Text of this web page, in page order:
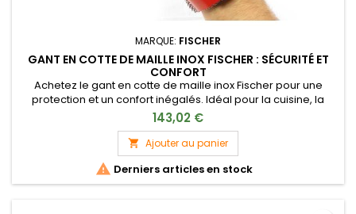
MARQUE: FISCHER
GANT EN COTTE DE MAILLE INOX FISCHER : SÉCURITÉ ET
CONFORT
Achetez le gant en cotte de maille inox Fischer pour une
protection et un confort inégalés. Idéal pour la cuisine, la
découpe de la venaison et les métiers alimentaires.
143,02 €
 Ajouter au panier
 Derniers articles en stock